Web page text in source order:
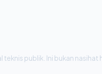
publik. Ini bukan nasihat